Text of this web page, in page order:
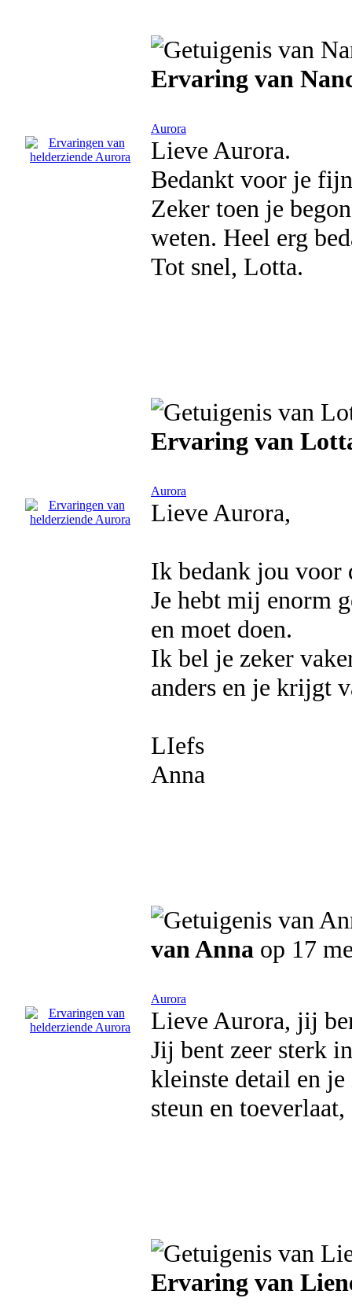
Ervaring van
Aurora
Lieve Aurora.
Bedankt voor je
Zeker toen je
weten. Heel erg
Tot snel, Lotta.
Ervaring van
Aurora
Lieve Aurora,
Ik bedank jou voor
Je hebt mij enorm
en moet doen.
Ik bel je zeker
anders en je krijgt
LIefs
Anna
van Anna op 17
Aurora
Lieve Aurora, jij
Jij bent zeer sterk
kleinste detail en
steun en
Ervaring van